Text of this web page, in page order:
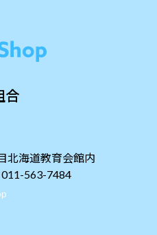
合
北海道教育会館内
563-7484